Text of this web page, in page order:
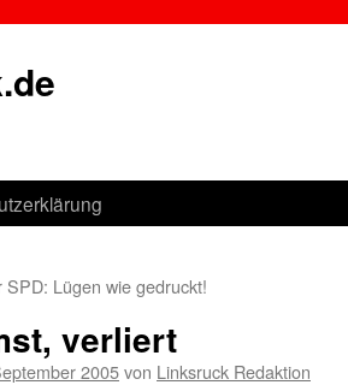
SPD: Lügen wie gedruckt!
verliert
2005von Linksruck Redaktion